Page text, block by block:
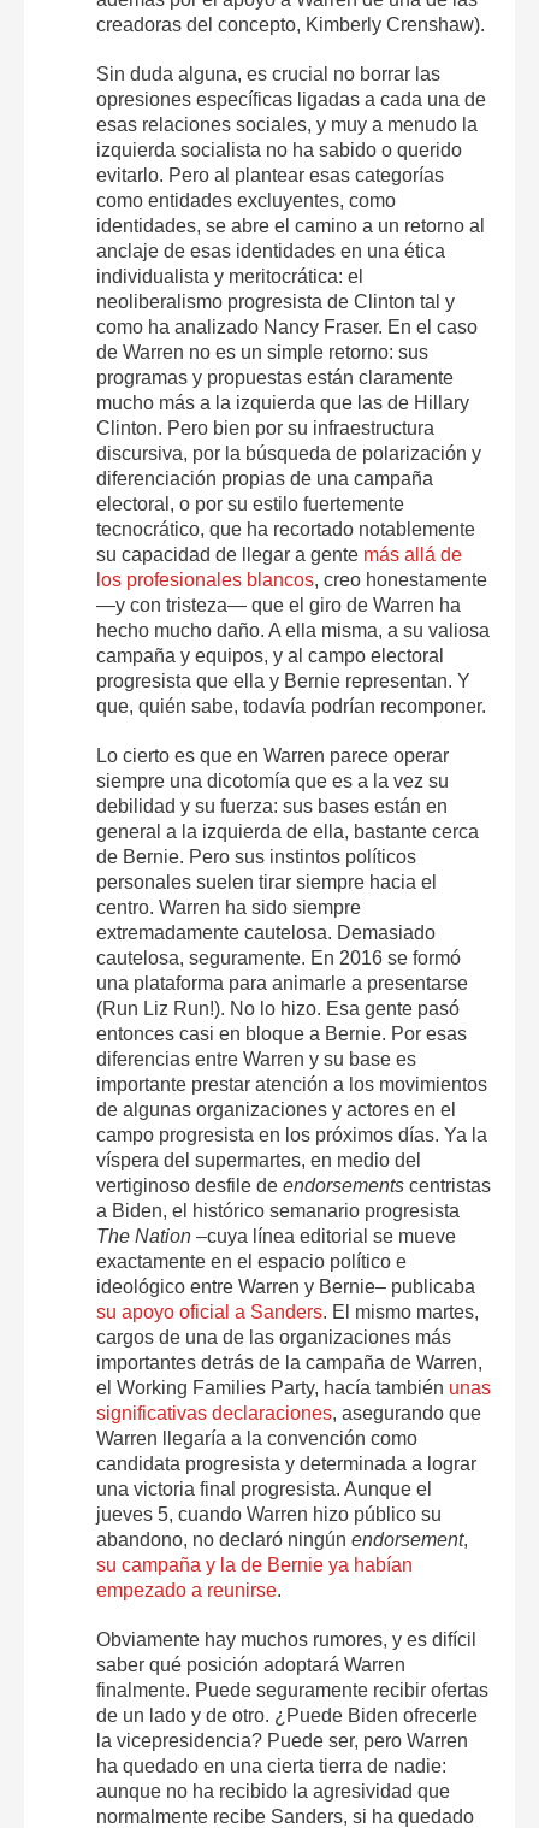
creadoras del concepto, Kimberly Crenshaw).
Sin duda alguna, es crucial no borrar las
opresiones específicas ligadas a cada una de
esas relaciones sociales, y muy a menudo la
izquierda socialista no ha sabido o querido
evitarlo. Pero al plantear esas categorías
como entidades excluyentes, como
identidades, se abre el camino a un retorno al
anclaje de esas identidades en una ética
individualista y meritocrática: el
neoliberalismo progresista de Clinton tal y
como ha analizado Nancy Fraser. En el caso
de Warren no es un simple retorno: sus
programas y propuestas están claramente
mucho más a la izquierda que las de Hillary
Clinton. Pero bien por su infraestructura
discursiva, por la búsqueda de polarización y
diferenciación propias de una campaña
electoral, o por su estilo fuertemente
tecnocrático, que ha recortado notablemente
su capacidad de llegar a gente más allá de
los profesionales blancos, creo honestamente
—y con tristeza— que el giro de Warren ha
hecho mucho daño. A ella misma, a su valiosa
campaña y equipos, y al campo electoral
progresista que ella y Bernie representan. Y
que, quién sabe, todavía podrían recomponer.
Lo cierto es que en Warren parece operar
siempre una dicotomía que es a la vez su
debilidad y su fuerza: sus bases están en
general a la izquierda de ella, bastante cerca
de Bernie. Pero sus instintos políticos
personales suelen tirar siempre hacia el
centro. Warren ha sido siempre
extremadamente cautelosa. Demasiado
cautelosa, seguramente. En 2016 se formó
una plataforma para animarle a presentarse
(Run Liz Run!). No lo hizo. Esa gente pasó
entonces casi en bloque a Bernie. Por esas
diferencias entre Warren y su base es
importante prestar atención a los movimientos
de algunas organizaciones y actores en el
campo progresista en los próximos días. Ya la
víspera del supermartes, en medio del
vertiginoso desfile de endorsements centristas
a Biden, el histórico semanario progresista
The Nation –cuya línea editorial se mueve
exactamente en el espacio político e
ideológico entre Warren y Bernie– publicaba
su apoyo oficial a Sanders. El mismo martes,
cargos de una de las organizaciones más
importantes detrás de la campaña de Warren,
el Working Families Party, hacía también unas
significativas declaraciones, asegurando que
Warren llegaría a la convención como
candidata progresista y determinada a lograr
una victoria final progresista. Aunque el
jueves 5, cuando Warren hizo público su
abandono, no declaró ningún endorsement,
su campaña y la de Bernie ya habían
empezado a reunirse.
Obviamente hay muchos rumores, y es difícil
saber qué posición adoptará Warren
finalmente. Puede seguramente recibir ofertas
de un lado y de otro. ¿Puede Biden ofrecerle
la vicepresidencia? Puede ser, pero Warren
ha quedado en una cierta tierra de nadie:
aunque no ha recibido la agresividad que
normalmente recibe Sanders, si ha quedado